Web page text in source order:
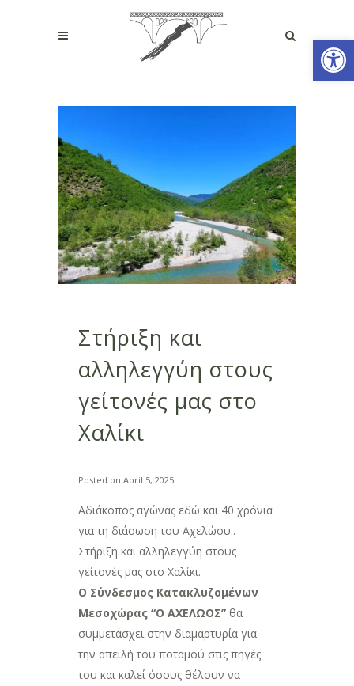
Στήριξη και
αλληλεγγύη στους
γείτονές μας στο
Χαλίκι
Posted on April 5, 2025
Αδιάκοπος αγώνας εδώ και 40 χρόνια
για τη διάσωση του Αχελώου..
Στήριξη και αλληλεγγύη στους
γείτονές μας στο Χαλίκι.
Ο Σύνδεσμος Κατακλυζομένων
Μεσοχώρας “Ο ΑΧΕΛΩΟΣ” θα
συμμετάσχει στην διαμαρτυρία για
την απειλή του ποταμού στις πηγές
του και καλεί όσους θέλουν να